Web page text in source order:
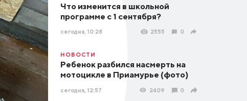
Что изменится в школьной
программе с 1 сентября?
сегодня, 10:28 2555 0
НОВОСТИ
Ребенок разбился насмерть на
мотоцикле в Приамурье (фото)
сегодня, 12:57 2409 0